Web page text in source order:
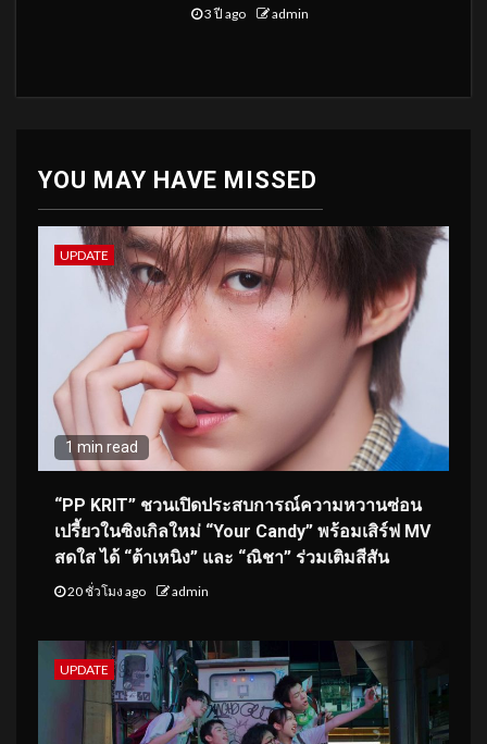
3 ปี ago admin
YOU MAY HAVE MISSED
UPDATE
1 min read
“PP KRIT” ชวนเปิดประสบการณ์ความหวานซ่อน
เปรี้ยวในซิงเกิลใหม่ “Your Candy” พร้อมเสิร์ฟ MV
สดใส ได้ “ต้าเหนิง” และ “ณิชา” ร่วมเติมสีสัน
20 ชั่วโมง ago admin
UPDATE